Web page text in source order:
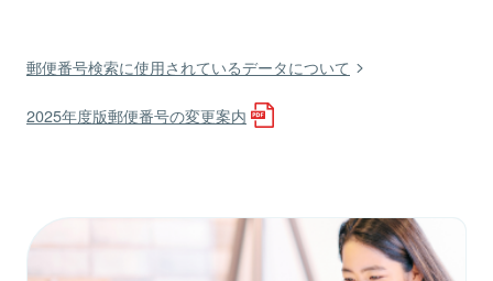
郵便番号検索に使用されているデータについて
2025年度版郵便番号の変更案内